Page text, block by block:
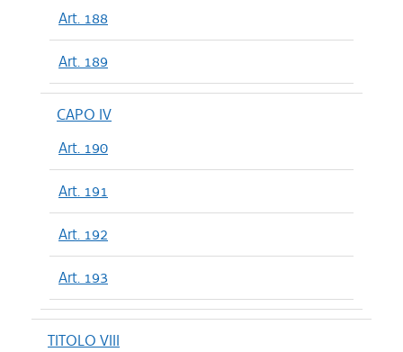
Art. 188
Art. 189
CAPO IV
Art. 190
Art. 191
Art. 192
Art. 193
TITOLO VIII